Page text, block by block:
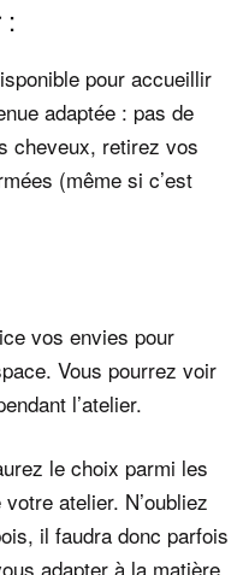
:
pour accueillir
adaptée : pas de
cheveux, retirez vos
(même si c’est
vos envies pour
Vous pourrez voir
l’atelier.
le choix parmi les
atelier. N’oubliez
il faudra donc parfois
adapter à la matière